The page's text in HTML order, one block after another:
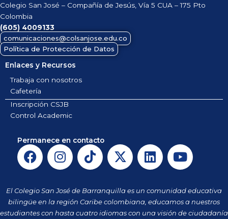
Colegio San José – Compañía de Jesús, Vía 5 CUA – 175 Pto
Colombia
(605) 4009133
comunicaciones@colsanjose.edu.co
Política de Protección de Datos
Enlaces y Recursos
Trabaja con nosotros
Cafetería
Inscripción CSJB
Control Academic
Permanece en contacto
F
a
e
b
o
I
n
t
a
g
T
i
t
o
k
X
-
w
i
t
L
i
k
e
d
Y
o
t
u
b
El Colegio San José de Barranquilla es un comunidad educativa
bilingüe en la región Caribe colombiana, educamos a nuestros
estudiantes con hasta cuatro idiomas con una visión de ciudadanía